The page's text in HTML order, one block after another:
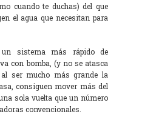
cuando te duchas) del que
el agua que necesitan para
un sistema más rápido de
con bomba, (y no se atasca
ser mucho más grande la
consiguen mover más del
sola vuelta que un número
convencionales.